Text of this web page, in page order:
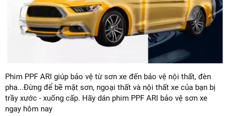
Phim PPF ARI giúp bảo vệ từ sơn xe đến bảo vệ nội thất, đèn
pha...Đừng để bề mặt sơn, ngoại thất và nội thất xe của bạn bị
trầy xước - xuống cấp. Hãy dán phim PPF ARI bảo vệ sơn xe
ngay hôm nay